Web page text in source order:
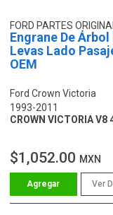
FORD PARTES
Engrane De Árbol
Levas Lado
OEM
Ford Crown Victoria
1993-2011
CROWN VICTORIA V8
$1,052.00 MXN
Ver